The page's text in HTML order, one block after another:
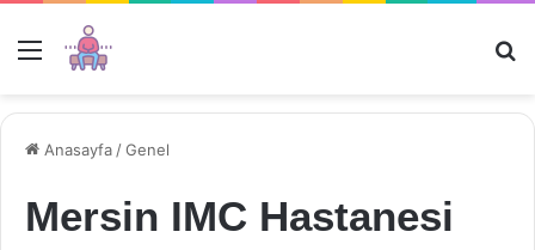
Menü
Anasayfa /Genel
Mersin IMC Hastanesi